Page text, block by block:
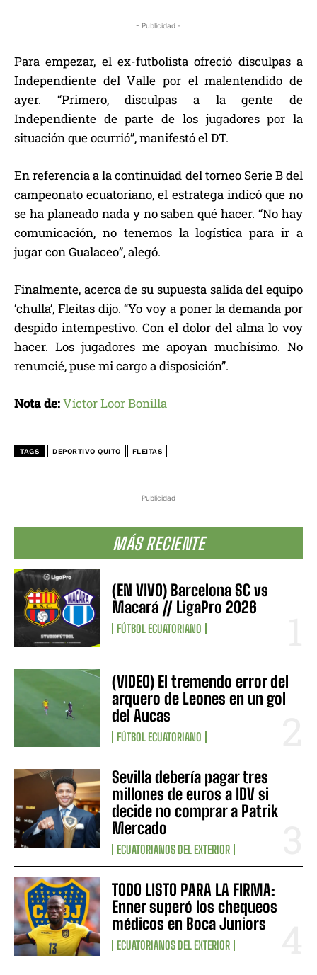
Publicidad
MÁS RECIENTE
(EN VIVO) Barcelona SC vs
Macará // LigaPro 2026
FÚTBOL ECUATORIANO
(VIDEO) El tremendo error del
arquero de Leones en un gol
del Aucas
FÚTBOL ECUATORIANO
Sevilla debería pagar tres
millones de euros a IDV si
decide no comprar a Patrik
Mercado
ECUATORIANOS DEL EXTERIOR
TODO LISTO PARA LA FIRMA:
Enner superó los chequeos
médicos en Boca Juniors
ECUATORIANOS DEL EXTERIOR
- Publicidad -
Para empezar, el ex-futbolista ofreció disculpas a
Independiente del Valle por el malentendido de
ayer. “Primero, disculpas a la gente de
Independiente de parte de los jugadores por la
situación que ocurrió”, manifestó el DT.
En referencia a la continuidad del torneo Serie B del
campeonato ecuatoriano, el estratega indicó que no
se ha planeado nada y no saben qué hacer. “No hay
comunicación, no tenemos la logística para ir a
jugar con Gualaceo”, alegó.
Finalmente, acerca de su supuesta salida del equipo
‘chulla’, Fleitas dijo. “Yo voy a poner la demanda por
despido intempestivo. Con el dolor del alma lo voy
hacer. Los jugadores me apoyan muchísimo. No
renuncié, puse mi cargo a disposición”.
Nota de:Víctor Loor Bonilla
TAGS DEPORTIVO QUITO FLEITAS